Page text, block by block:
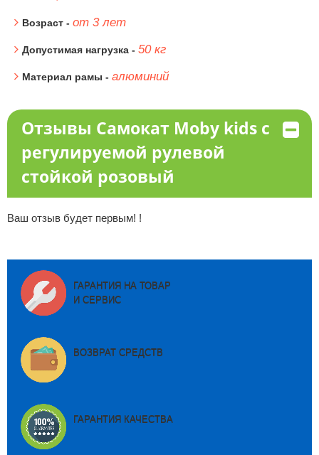
Возраст - от 3 лет
Допустимая нагрузка - 50 кг
Материал рамы - алюминий
Отзывы Самокат Moby kids с
регулируемой рулевой
стойкой розовый
Ваш отзыв будет первым! !
ГАРАНТИЯ НА ТОВАР
И СЕРВИС
ВОЗВРАТ СРЕДСТВ
ГАРАНТИЯ КАЧЕСТВА